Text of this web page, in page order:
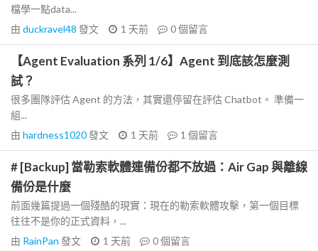
檔學一點data...
由 duckravel48 發文 1 天前 0個留言
【Agent Evaluation 系列 1/6】Agent 到底該怎麼測
試？
很多團隊評估 Agent 的方法，其實還停留在評估 Chatbot。 準備一
組...
由 hardness1020發文 1 天前 1 個留言
# [Backup] 當勒索軟體連備份都不放過：Air Gap 與離線
備份是什麼
前面幾篇提過一個殘酷的現實：現在的勒索軟體攻擊，第一個目標
往往不是你的正式資料，...
由 RainPan 發文 1 天前 0個留言